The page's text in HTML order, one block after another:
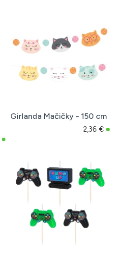
Girlanda Mačičky - 150 cm
2,36 €